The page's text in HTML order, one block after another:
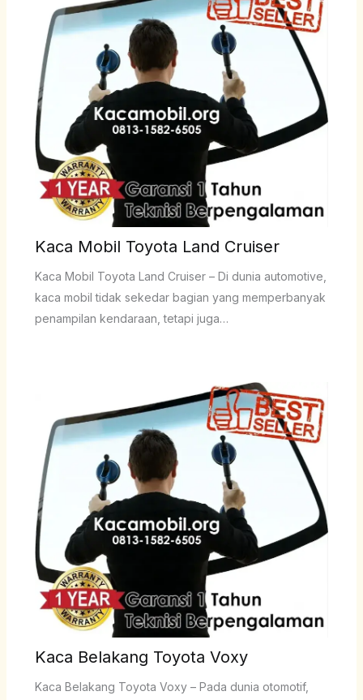
Kaca Mobil Toyota Land Cruiser
Kaca Mobil Toyota Land Cruiser – Di dunia automotive,
kaca mobil tidak sekedar bagian yang memperbanyak
penampilan kendaraan, tetapi juga…
Kaca Belakang Toyota Voxy
Kaca Belakang Toyota Voxy – Pada dunia otomotif,